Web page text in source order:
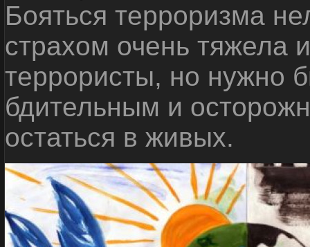
Бояться терроризма
страхом очень тяжела
террористы, но нужно
бдительным и
остаться в живых.